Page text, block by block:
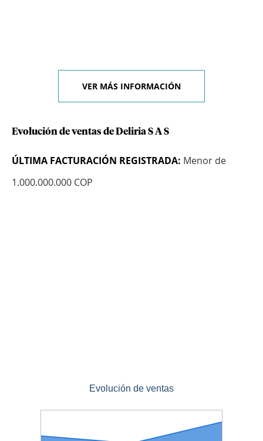
VER MÁS INFORMACIÓN
Evolución de ventas de Deliria S A S
ÚLTIMA FACTURACIÓN REGISTRADA: Menor de
1.000.000.000 COP
Evolución de ventas